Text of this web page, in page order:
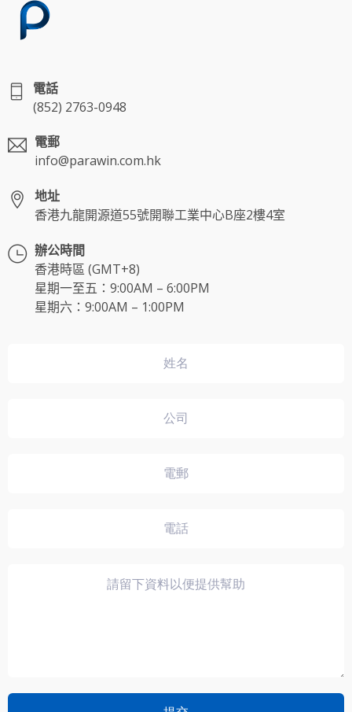
電話
(852) 2763-0948
電郵
info@parawin.com.hk
地址
香港九龍開源道55號開聯工業中心B座2樓4室
辦公時間
香港時區 (GMT+8)
星期一至五：9:00AM – 6:00PM
星期六：9:00AM – 1:00PM